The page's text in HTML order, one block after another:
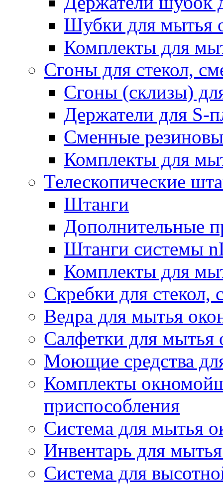
Шубки для мытья
Комплекты для
Сгоны для стекол,
Сгоны (склизы)
Держатели для S-
Сменные
Комплекты для
Телескопические
Штанги
Дополнительные
Штанги системы
Комплекты для
Скребки для стекол,
Ведра для мытья
Салфетки для мытья
Моющие средства
Комплекты
приспособления
Система для мытья
Инвентарь для
Система для